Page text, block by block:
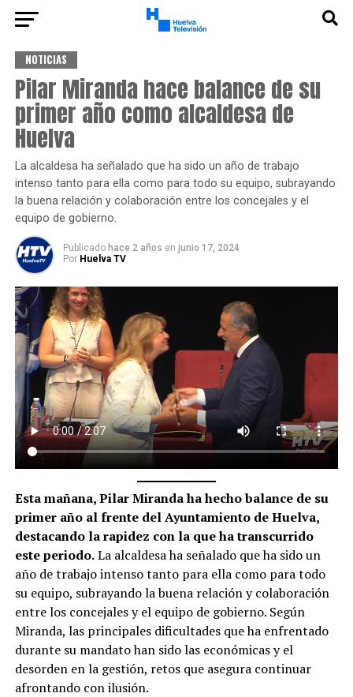
NOTICIAS
Pilar Miranda hace balance de su
primer año como alcaldesa de
Huelva
La alcaldesa ha señalado que ha sido un año de trabajo
intenso tanto para ella como para todo su equipo, subrayando
la buena relación y colaboración entre los concejales y el
equipo de gobierno.
Publicado hace 2 años en junio 17, 2024
Por Huelva TV
Esta mañana, Pilar Miranda ha hecho balance de su
primer año al frente del Ayuntamiento de Huelva,
destacando la rapidez con la que ha transcurrido
este periodo.La alcaldesa ha señalado que ha sido un
año de trabajo intenso tanto para ella como para todo
su equipo, subrayando la buena relación y colaboración
entre los concejales y el equipo de gobierno. Según
Miranda, las principales dificultades que ha enfrentado
durante su mandato han sido las económicas y el
desorden en la gestión, retos que asegura continuar
afrontando con ilusión.